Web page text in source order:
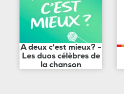
A deux c'est mieux? -
Les duos célèbres de
la chanson